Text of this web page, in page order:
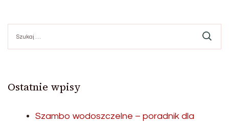
Ostatnie wpisy
Szambo wodoszczelne – poradnik dla